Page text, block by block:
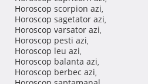
Horoscop scorpion azi,
Horoscop sagetator azi,
Horoscop varsator azi,
Horoscop pesti azi,
Horoscop leu azi,
Horoscop balanta azi,
Horoscop berbec azi,